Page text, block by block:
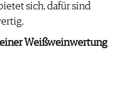
sich, dafür sind
Weißweinwertung